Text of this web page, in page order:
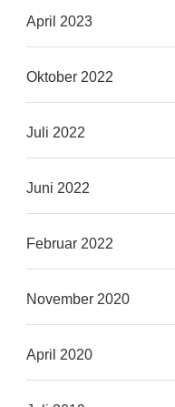
April 2023
Oktober 2022
Juli 2022
Juni 2022
Februar 2022
November 2020
April 2020